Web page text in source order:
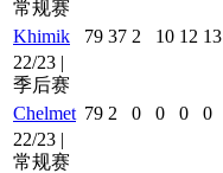
常规赛
Khimik
79 37 2 10 12 13
22/23 |
季后赛
Chelmet 79 2 0 0 0 0
22/23 |
常规赛